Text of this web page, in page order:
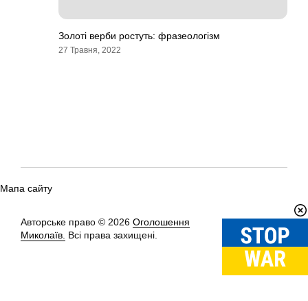
Золоті верби ростуть: фразеологізм
27 Травня, 2022
Мапа сайту
Авторське право © 2026 Оголошення
Миколаїв. Всі права захищені.
Вгору↑